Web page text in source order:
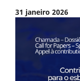
31 janeiro 2026